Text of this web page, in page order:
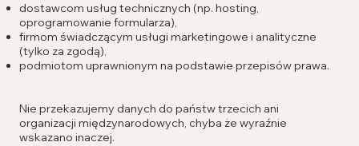
dostawcom usług technicznych (np. hosting,
oprogramowanie formularza),
firmom świadczącym usługi marketingowe i analityczne
(tylko za zgodą),
podmiotom uprawnionym na podstawie przepisów prawa.
Nie przekazujemy danych do państw trzecich ani
organizacji międzynarodowych, chyba że wyraźnie
wskazano inaczej.